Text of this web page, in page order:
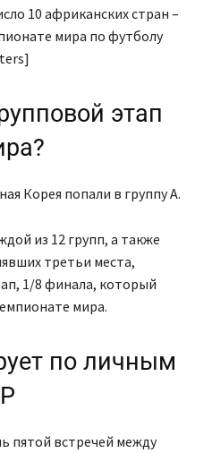
10 африканских стран –
мира по футболу
этап
Корея попали в группу А.
из 12 групп, а также
третьи места,
1/8 финала, который
мира.
по личным
пятой встречей между